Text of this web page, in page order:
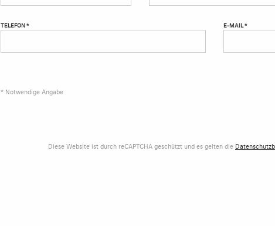
TELEFON * E-MAIL *
* Notwendige Angabe
Diese Website ist durch reCAPTCHA geschützt und es gelten die